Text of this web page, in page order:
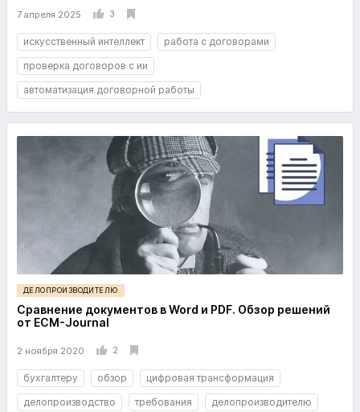
7 апреля 2025 3
искусственный интеллект
работа с договорами
проверка договоров с ии
автоматизация договорной работы
ДЕЛОПРОИЗВОДИТЕЛЮ
Сравнение документов в Word и PDF. Обзор решений
от ECM-Journal
2 ноября 2020 2
бухгалтеру обзор
цифровая трансформация
делопроизводство
требования
делопроизводителю